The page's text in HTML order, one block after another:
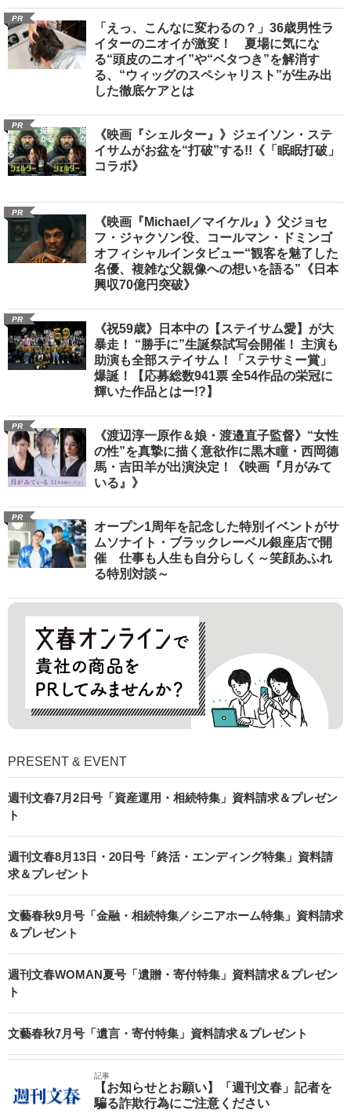
PR
「えっ、こんなに変わるの？」36歳男性ラ
イターのニオイが激変！ 夏場に気にな
る“頭皮のニオイ”や“ベタつき”を解消す
る、“ウィッグのスペシャリスト”が生み出
した徹底ケアとは
PR
《映画『シェルター』》ジェイソン・ステ
イサムがお盆を“打破”する!!《「眠眠打破」
コラボ》
PR
《映画『Michael／マイケル』》父ジョセ
フ・ジャクソン役、コールマン・ドミンゴ
オフィシャルインタビュー“観客を魅了した
名優、複雑な父親像への想いを語る”《日本
興収70億円突破》
PR
《祝59歳》日本中の【ステイサム愛】が大
暴走！ “勝手に”生誕祭試写会開催！ 主演も
助演も全部ステイサム！「ステサミー賞」
爆誕！【応募総数941票 全54作品の栄冠に
輝いた作品とはー!?】
PR
《渡辺淳一原作＆娘・渡邉直子監督》“女性
の性”を真摯に描く意欲作に黒木瞳・西岡德
馬・吉田羊が出演決定！《映画『月がみて
いる』》
PR
オープン1周年を記念した特別イベントがサ
ムソナイト・ブラックレーベル銀座店で開
催 仕事も人生も自分らしく～笑顔あふれ
る特別対談～
PRESENT & EVENT
週刊文春7月2日号「資産運用・相続特集」資料請求＆プレゼン
ト
週刊文春8月13日・20日号「終活・エンディング特集」資料請
求＆プレゼント
文藝春秋9月号「金融・相続特集／シニアホーム特集」資料請求
＆プレゼント
週刊文春WOMAN夏号「遺贈・寄付特集」資料請求＆プレゼン
ト
文藝春秋7月号「遺言・寄付特集」資料請求＆プレゼント
記事
【お知らせとお願い】「週刊文春」記者を
騙る詐欺行為にご注意ください